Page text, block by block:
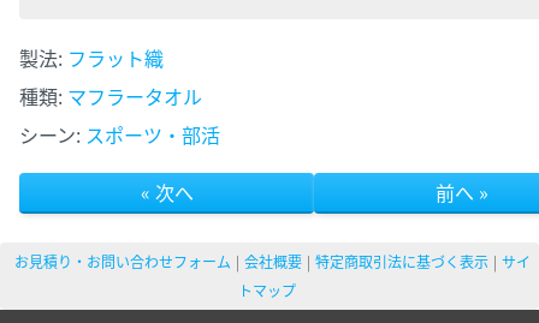
製法: フラット織
種類: マフラータオル
シーン: スポーツ・部活
« 次へ
前へ »
お見積り・お問い合わせフォーム 会社概要 特定商取引法に基づく表示
サイ
トマップ